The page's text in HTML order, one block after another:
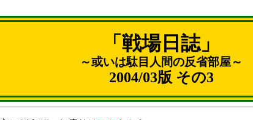
「戦場日誌」
～或いは駄目人間の反省部屋～
2004/03版 その3